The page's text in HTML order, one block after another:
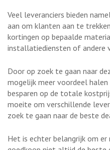
Veel leveranciers bieden
aan om klanten aan te
kortingen op bepaalde
installatiediensten of andere
Door op zoek te gaan naar
mogelijk meer voordeel
besparen op de totale
moeite om verschillende
zoek te gaan naar de beste
Het is echter belangrijk om